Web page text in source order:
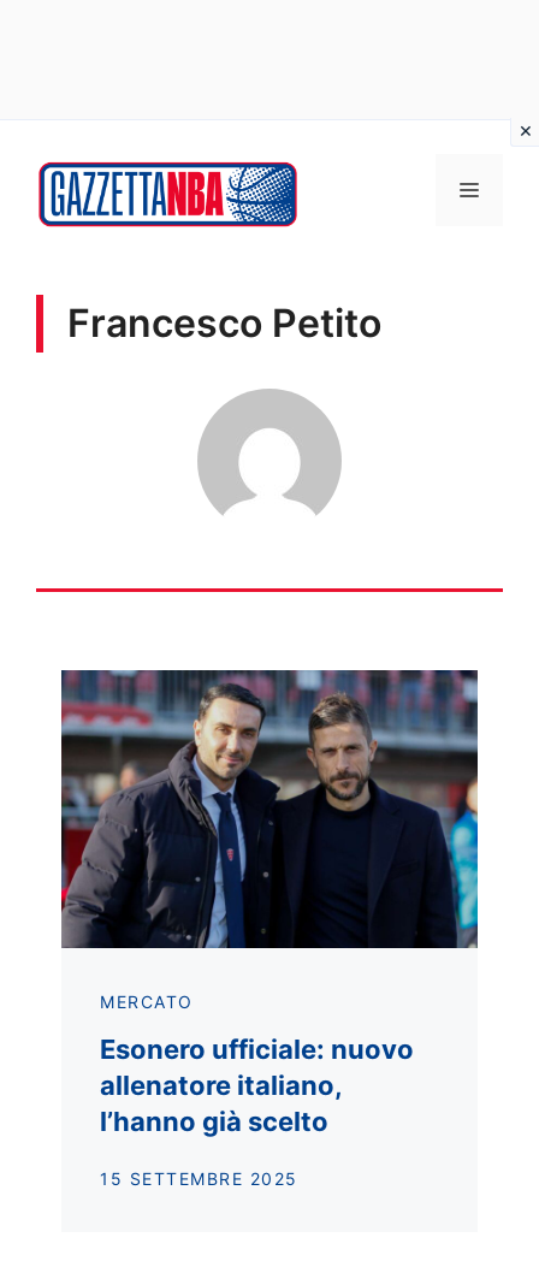
contenuto
MENU
Francesco Petito
MERCATO
Esonero ufficiale: nuovo
allenatore italiano,
l’hanno già scelto
15 SETTEMBRE 2025